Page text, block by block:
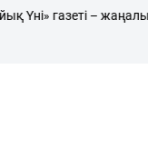
(Фрунзе)
газеті –